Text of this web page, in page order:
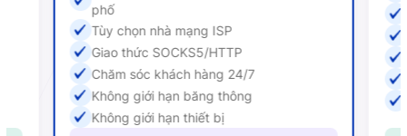
phố
Tùy chọn nhà mạng ISP
Giao thức SOCKS5/HTTP
Chăm sóc khách hàng 24/7
Không giới hạn băng thông
Không giới hạn thiết bị